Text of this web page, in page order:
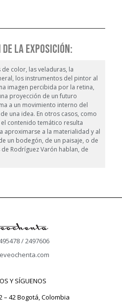
LA EXPOSICIÓN:
color, las veladuras, la
los instrumentos del pintor al
imagen percibida por la retina,
proyección de un futuro
a un movimiento interno del
una idea. En otros casos, como
el contenido temático resulta
aproximarse a la materialidad y al
un bodegón, de un paisaje, o de
Rodríguez Varón hablan, de
/ 2497606
Y SÍGUENOS
– 42 Bogotá, Colombia